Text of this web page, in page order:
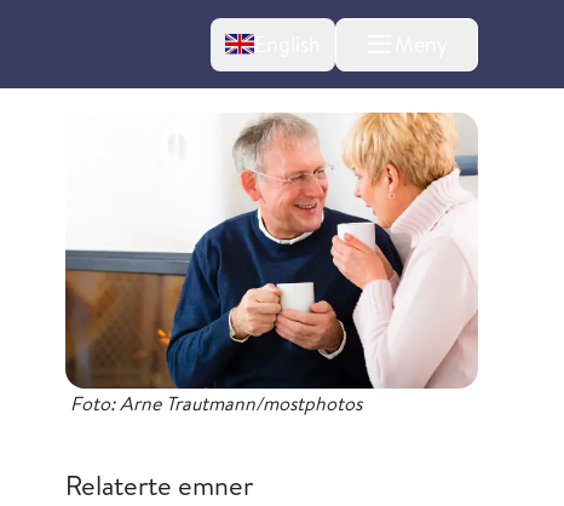
English
Foto: Arne Trautmann/mostphotos
Relaterte emner